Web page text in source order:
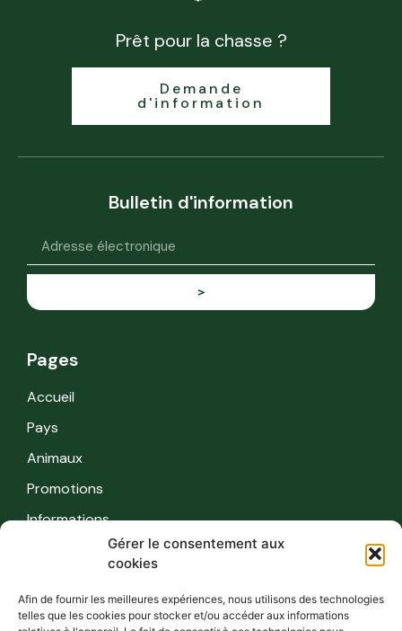
Gérer le consentement aux
cookies
Afin de fournir les meilleures expériences, nous utilisons des technologies
telles que les cookies pour stocker et/ou accéder aux informations
Prêt pour la chasse ?
Demande
d'information
Bulletin d'information
>
Pages
Accueil
Pays
Animaux
Promotions
Informations
Règles de sécurité